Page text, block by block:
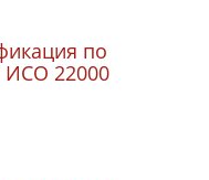
по
22000